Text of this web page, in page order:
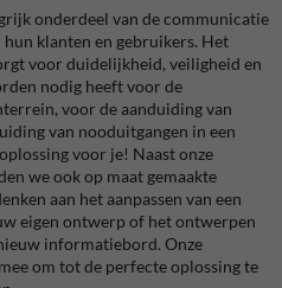
onderdeel van de communicatie
klanten en gebruikers. Het
voor duidelijkheid, veiligheid en
nodig heeft voor de
voor de aanduiding van
van nooduitgangen in een
voor je! Naast onze
we ook op maat gemaakte
aan het aanpassen van een
eigen ontwerp of het ontwerpen
informatiebord. Onze
om tot de perfecte oplossing te